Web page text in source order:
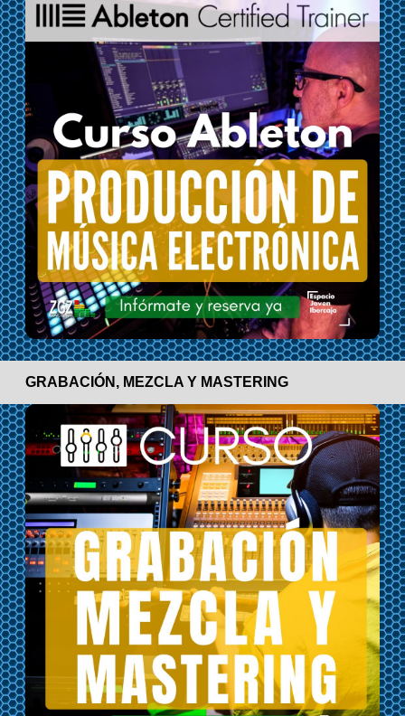
GRABACIÓN, MEZCLA Y MASTERING